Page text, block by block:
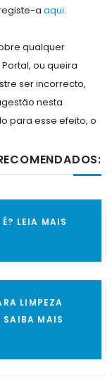
a aqui.
qualquer
ou queira
ser incorrecto,
nesta
para esse efeito, o
LEIA MAIS
LIMPEZA
SAIBA MAIS